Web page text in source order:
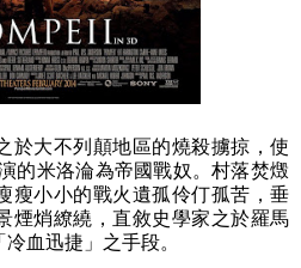
於大不列顛地區的燒殺擄掠，使
的米洛淪為帝國戰奴。村落焚燬
瘦小小的戰火遺孤伶仃孤苦，垂
煙焇繚繞，直敘史學家之於羅馬
血迅捷」之手段。